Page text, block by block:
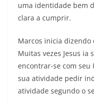
uma identidade bem
clara a cumprir.
Marcos inicia dizendo
Muitas vezes Jesus ia
encontrar-se com seu
sua atividade pedir
atividade segundo o